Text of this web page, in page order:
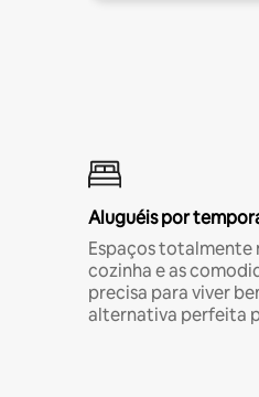
Aluguéis por
Espaços totalmente
cozinha e as
precisa para viver
alternativa perfeita